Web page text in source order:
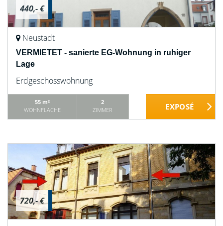
440,- €
Neustadt
VERMIETET - sanierte EG-Wohnung in ruhiger
Lage
Erdgeschosswohnung
55 m²
WOHNFLÄCHE
2
ZIMMER
720,- €